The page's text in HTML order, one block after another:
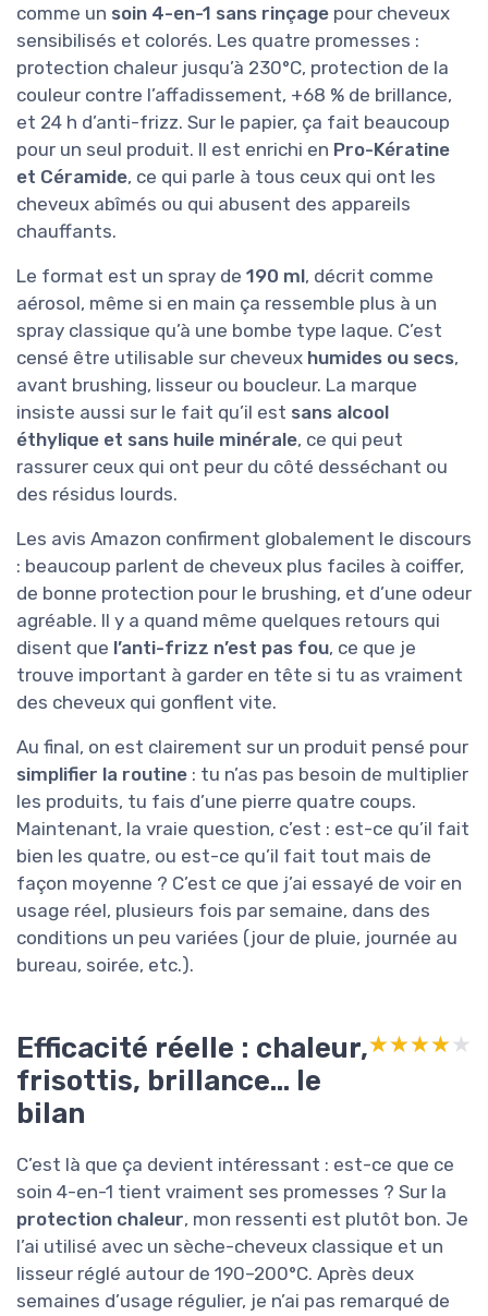
comme un soin 4-en-1 sans rinçage pour cheveux
sensibilisés et colorés. Les quatre promesses :
protection chaleur jusqu’à 230°C, protection de la
couleur contre l’affadissement, +68 % de brillance,
et 24 h d’anti-frizz. Sur le papier, ça fait beaucoup
pour un seul produit. Il est enrichi en Pro-Kératine
et Céramide, ce qui parle à tous ceux qui ont les
cheveux abîmés ou qui abusent des appareils
chauffants.
Le format est un spray de 190 ml, décrit comme
aérosol, même si en main ça ressemble plus à un
spray classique qu’à une bombe type laque. C’est
censé être utilisable sur cheveux humides ou secs,
avant brushing, lisseur ou boucleur. La marque
insiste aussi sur le fait qu’il est sans alcool
éthylique et sans huile minérale, ce qui peut
rassurer ceux qui ont peur du côté desséchant ou
des résidus lourds.
Les avis Amazon confirment globalement le discours
: beaucoup parlent de cheveux plus faciles à coiffer,
de bonne protection pour le brushing, et d’une odeur
agréable. Il y a quand même quelques retours qui
disent que l’anti-frizz n’est pas fou, ce que je
trouve important à garder en tête si tu as vraiment
des cheveux qui gonflent vite.
Au final, on est clairement sur un produit pensé pour
simplifier la routine : tu n’as pas besoin de multiplier
les produits, tu fais d’une pierre quatre coups.
Maintenant, la vraie question, c’est : est-ce qu’il fait
bien les quatre, ou est-ce qu’il fait tout mais de
façon moyenne ? C’est ce que j’ai essayé de voir en
usage réel, plusieurs fois par semaine, dans des
conditions un peu variées (jour de pluie, journée au
bureau, soirée, etc.).
Efficacité réelle : chaleur,
frisottis, brillance… le
bilan
★★★★★
★★★★★
C’est là que ça devient intéressant : est-ce que ce
soin 4-en-1 tient vraiment ses promesses ? Sur la
protection chaleur, mon ressenti est plutôt bon. Je
l’ai utilisé avec un sèche-cheveux classique et un
lisseur réglé autour de 190–200°C. Après deux
semaines d’usage régulier, je n’ai pas remarqué de